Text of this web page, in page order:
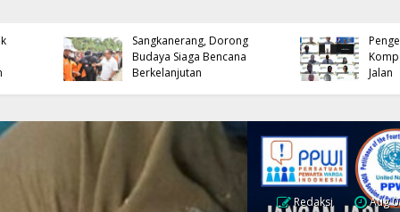
Persib, Bupati dan
Kapolres Dipastikan
Hadir
Menggunakan
Manajemen Talenta
Terintegrasi BKN
Redaksi Aug